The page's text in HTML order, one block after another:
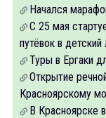
Начался
С 25 мая
путёвок в детский
Туры в Ергаки
Открытие
Красноярскому
В Красноярске